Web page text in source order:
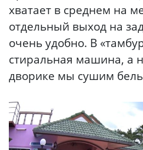
хватает в среднем на
отдельный выход на
очень удобно. В
стиральная машина, а
дворике мы сушим